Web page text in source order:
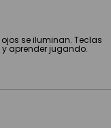
se iluminan. Teclas
aprender jugando.